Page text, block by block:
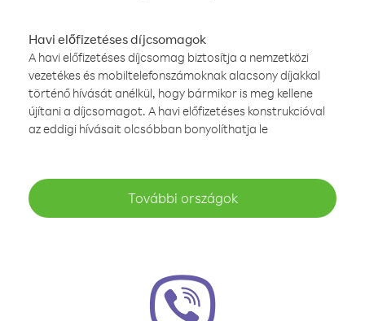
Havi előfizetéses díjcsomagok
A havi előfizetéses díjcsomag biztosítja a nemzetközi
vezetékes és mobiltelefonszámoknak alacsony díjakkal
történő hívását anélkül, hogy bármikor is meg kellene
újítani a díjcsomagot. A havi előfizetéses konstrukcióval
az eddigi hívásait olcsóbban bonyolíthatja le
További országok